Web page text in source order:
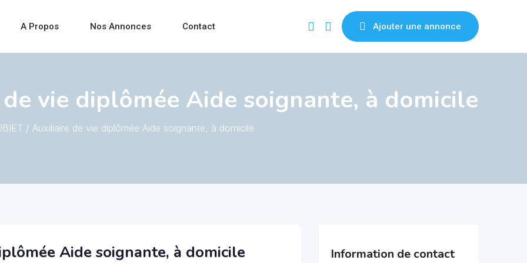
A Propos Nos Annonces Contact Ajouter une annonce
vie diplômée Aide soignante, à domicile
/ Auxiliaire de vie diplômée Aide soignante, à domicile
Aide soignante, à domicile Information de contact